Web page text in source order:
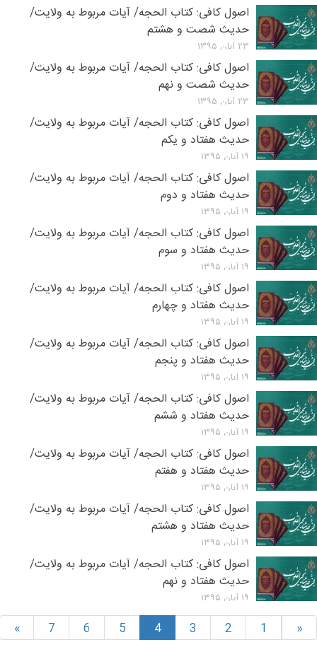
اصول کافی: کتاب الحجه/ آیات مربوط به ولایت/
حدیث شصت و هشتم
۲۳ آبان ۱۳۹۵
اصول کافی: کتاب الحجه/ آیات مربوط به ولایت/
حدیث شصت و نهم
۲۳ آبان ۱۳۹۵
اصول کافی: کتاب الحجه/ آیات مربوط به ولایت/
حدیث هفتاد و یکم
۱۹ آبان ۱۳۹۵
اصول کافی: کتاب الحجه/ آیات مربوط به ولایت/
حدیث هفتاد و دوم
۱۹ آبان ۱۳۹۵
اصول کافی: کتاب الحجه/ آیات مربوط به ولایت/
حدیث هفتاد و سوم
۱۹ آبان ۱۳۹۵
اصول کافی: کتاب الحجه/ آیات مربوط به ولایت/
حدیث هفتاد و چهارم
۱۹ آبان ۱۳۹۵
اصول کافی: کتاب الحجه/ آیات مربوط به ولایت/
حدیث هفتاد و پنجم
۱۹ آبان ۱۳۹۵
اصول کافی: کتاب الحجه/ آیات مربوط به ولایت/
حدیث هفتاد و ششم
۱۹ آبان ۱۳۹۵
اصول کافی: کتاب الحجه/ آیات مربوط به ولایت/
حدیث هفتاد و هفتم
۱۹ آبان ۱۳۹۵
اصول کافی: کتاب الحجه/ آیات مربوط به ولایت/
حدیث هفتاد و هشتم
۱۹ آبان ۱۳۹۵
اصول کافی: کتاب الحجه/ آیات مربوط به ولایت/
حدیث هفتاد و نهم
۱۹ آبان ۱۳۹۵
«
1
2
3
4
5
6
7
»